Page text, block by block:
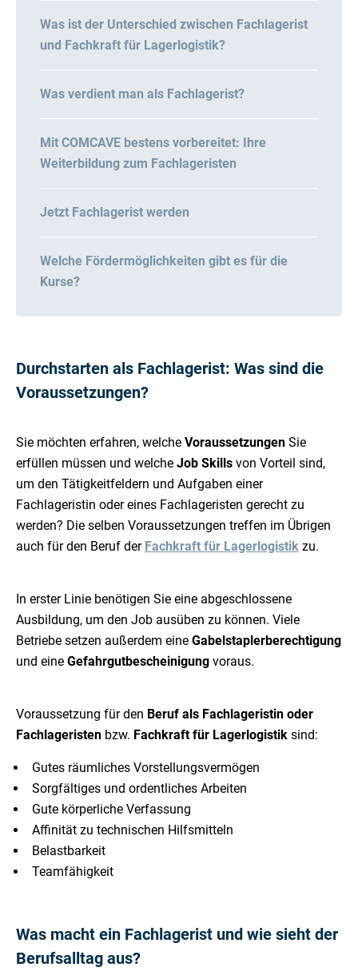
Was ist der Unterschied zwischen Fachlagerist
und Fachkraft für Lagerlogistik?
Was verdient man als Fachlagerist?
Mit COMCAVE bestens vorbereitet: Ihre
Weiterbildung zum Fachlageristen
Jetzt Fachlagerist werden
Welche Fördermöglichkeiten gibt es für die
Kurse?
Durchstarten als Fachlagerist: Was sind die
Voraussetzungen?
Sie möchten erfahren, welche Voraussetzungen Sie
erfüllen müssen und welche Job Skills von Vorteil sind,
um den Tätigkeitfeldern und Aufgaben einer
Fachlageristin oder eines Fachlageristen gerecht zu
werden? Die selben Voraussetzungen treffen im Übrigen
auch für den Beruf der Fachkraft für Lagerlogistik zu.
In erster Linie benötigen Sie eine abgeschlossene
Ausbildung, um den Job ausüben zu können. Viele
Betriebe setzen außerdem eine Gabelstaplerberechtigung
und eine Gefahrgutbescheinigung voraus.
Voraussetzung für den Beruf als Fachlageristin oder
Fachlageristen bzw. Fachkraft für Lagerlogistik sind:
Gutes räumliches Vorstellungsvermögen
Sorgfältiges und ordentliches Arbeiten
Gute körperliche Verfassung
Affinität zu technischen Hilfsmitteln
Belastbarkeit
Teamfähigkeit
Was macht ein Fachlagerist und wie sieht der
Berufsalltag aus?